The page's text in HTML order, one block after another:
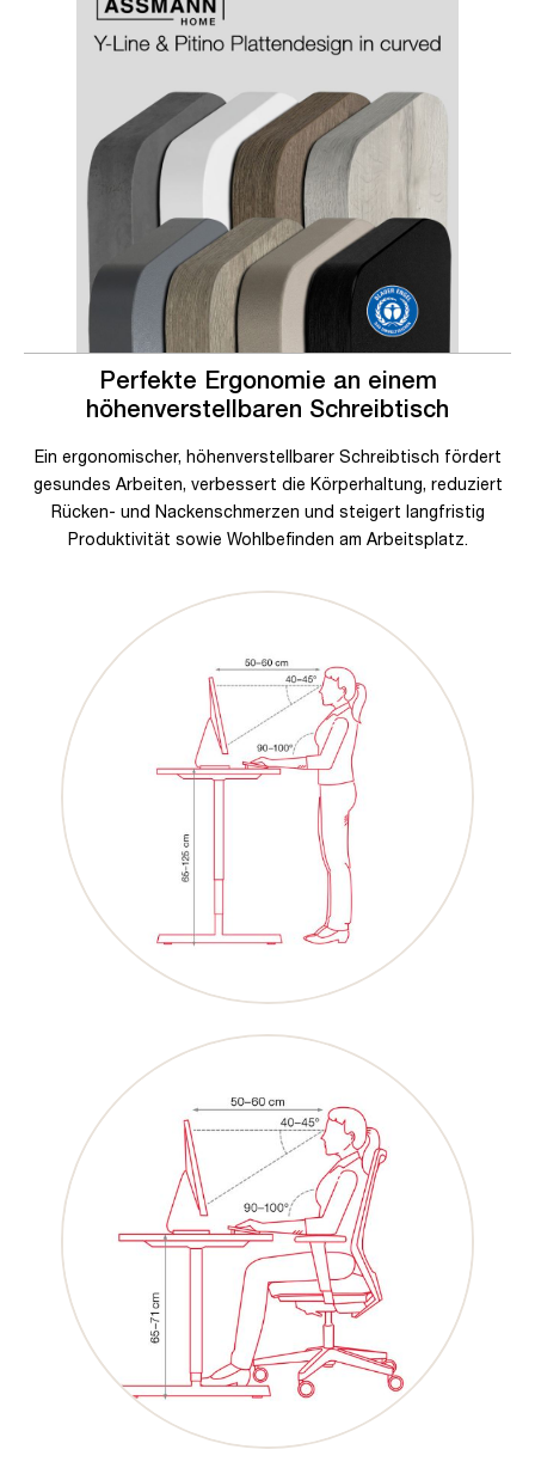
Perfekte Ergonomie an einem
höhenverstellbaren Schreibtisch
Ein ergonomischer, höhenverstellbarer Schreibtisch fördert
gesundes Arbeiten, verbessert die Körperhaltung, reduziert
Rücken- und Nackenschmerzen und steigert langfristig
Produktivität sowie Wohlbefinden am Arbeitsplatz.